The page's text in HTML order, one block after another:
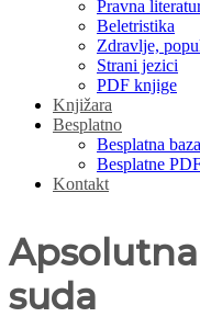
Pravna
Beletristika
Zdravlje,
Strani jezici
PDF knjige
Knjižara
Besplatno
Besplatna
Besplatne
Kontakt
suda